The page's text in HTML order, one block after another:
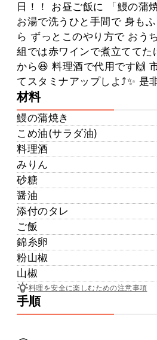
日！！ お昼ご飯に 「鰻の蒲
お湯で洗うひと手間で 身も
ら ずっとこのやり方で おう
組では赤ワインで煮立てて
から😆 料理酒で代用です🙌
てスタミナアップしよ⤴︎✨ 是
材料
鰻の蒲焼き
こめ油(サラダ油)
料理酒
みりん
砂糖
醤油
添付のタレ
ご飯
錦糸卵
粉山椒
山椒
料理を安全に楽しむための注意事項
手順